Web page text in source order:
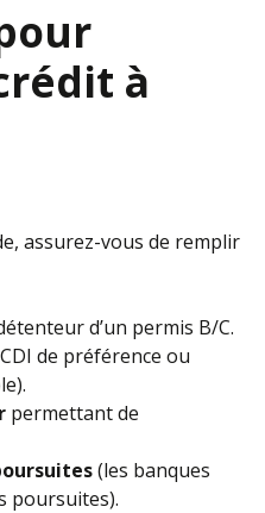
à
assurez-vous de remplir
d’un permis B/C.
de préférence ou
permettant de
(les banques
poursuites).